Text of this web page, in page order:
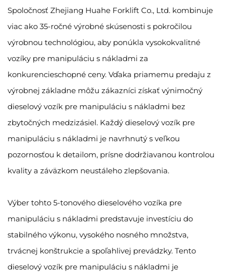
Spoločnosť Zhejiang Huahe Forklift Co., Ltd. kombinuje
viac ako 35-ročné výrobné skúsenosti s pokročilou
výrobnou technológiou, aby ponúkla vysokokvalitné
vozíky pre manipuláciu s nákladmi za
konkurencieschopné ceny. Vďaka priamemu predaju z
výrobnej základne môžu zákazníci získať výnimočný
dieselový vozík pre manipuláciu s nákladmi bez
zbytočných medzizásiel. Každý dieselový vozík pre
manipuláciu s nákladmi je navrhnutý s veľkou
pozornosťou k detailom, prísne dodržiavanou kontrolou
kvality a záväzkom neustáleho zlepšovania.
Výber tohto 5-tonového dieselového vozíka pre
manipuláciu s nákladmi predstavuje investíciu do
stabilného výkonu, vysokého nosného množstva,
trvácnej konštrukcie a spoľahlivej prevádzky. Tento
dieselový vozík pre manipuláciu s nákladmi je